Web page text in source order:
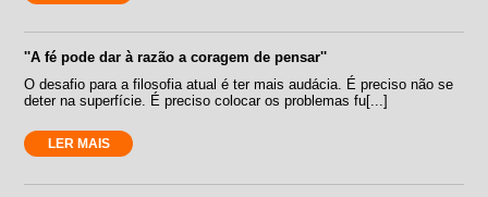
''A fé pode dar à razão a coragem de pensar''
O desafio para a filosofia atual é ter mais audácia. É preciso não se
deter na superfície. É preciso colocar os problemas fu[...]
LER MAIS